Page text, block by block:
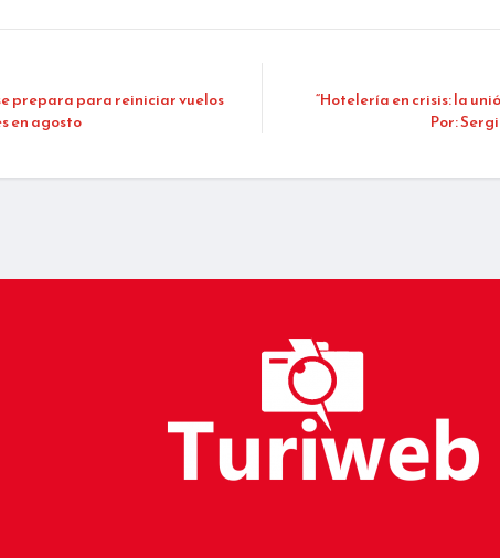
prepara para reiniciar vuelos
en agosto
“Hotelería en crisis: la
Por: